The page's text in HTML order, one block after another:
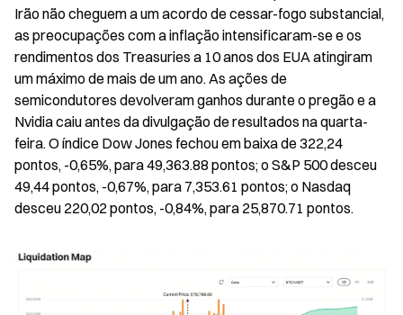
Irão não cheguem a um acordo de cessar-fogo substancial,
as preocupações com a inflação intensificaram-se e os
rendimentos dos Treasuries a 10 anos dos EUA atingiram
um máximo de mais de um ano. As ações de
semicondutores devolveram ganhos durante o pregão e a
Nvidia caiu antes da divulgação de resultados na quarta-
feira. O índice Dow Jones fechou em baixa de 322,24
pontos, -0,65%, para 49,363.88 pontos; o S&P 500 desceu
49,44 pontos, -0,67%, para 7,353.61 pontos; o Nasdaq
desceu 220,02 pontos, -0,84%, para 25,870.71 pontos.